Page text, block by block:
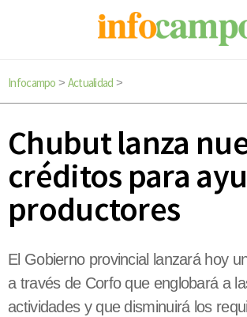
Infocampo > Actualidad >
Chubut lanza
créditos para
productores
El Gobierno provincial lanzará hoy
a través de Corfo que englobará a
actividades y que disminuirá los